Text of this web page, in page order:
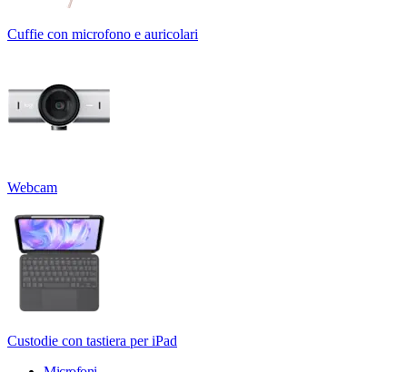
Cuffie con microfono e auricolari
Webcam
Custodie con tastiera per iPad